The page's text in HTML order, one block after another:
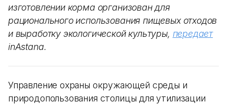
изготовлении корма организован для
рационального использования пищевых отходов
и выработку экологической культуры, передает
inAstana.
Управление охраны окружающей среды и
природопользования столицы для утилизации